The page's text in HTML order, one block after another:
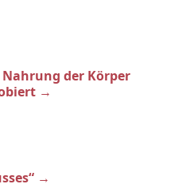
der Körper
→
→